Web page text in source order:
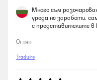
Много съм
уреда не заработи,
с представителите в
Огнян
Traduire